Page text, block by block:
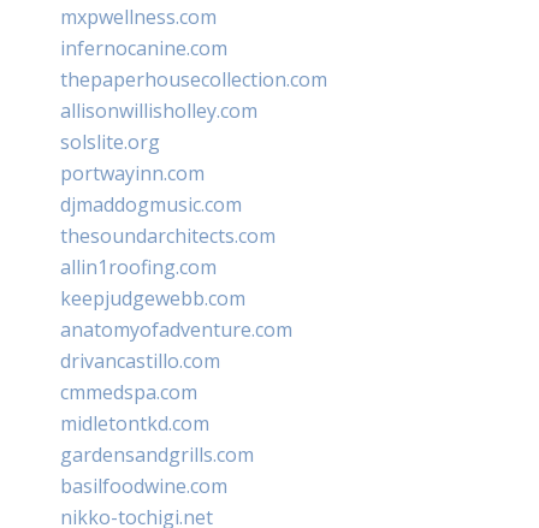
mxpwellness.com
infernocanine.com
thepaperhousecollection.com
allisonwillisholley.com
solslite.org
portwayinn.com
djmaddogmusic.com
thesoundarchitects.com
allin1roofing.com
keepjudgewebb.com
anatomyofadventure.com
drivancastillo.com
cmmedspa.com
midletontkd.com
gardensandgrills.com
basilfoodwine.com
nikko-tochigi.net